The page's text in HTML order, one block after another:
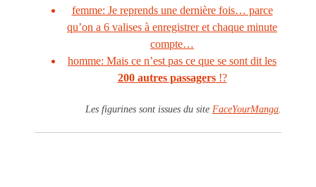
femme: Je reprends une dernière fois… parce
qu’on a 6 valises à enregistrer et chaque minute
compte…
homme: Mais ce n’est pas ce que se sont dit les
200 autres passagers!?
Les figurines sont issues du site FaceYourManga.